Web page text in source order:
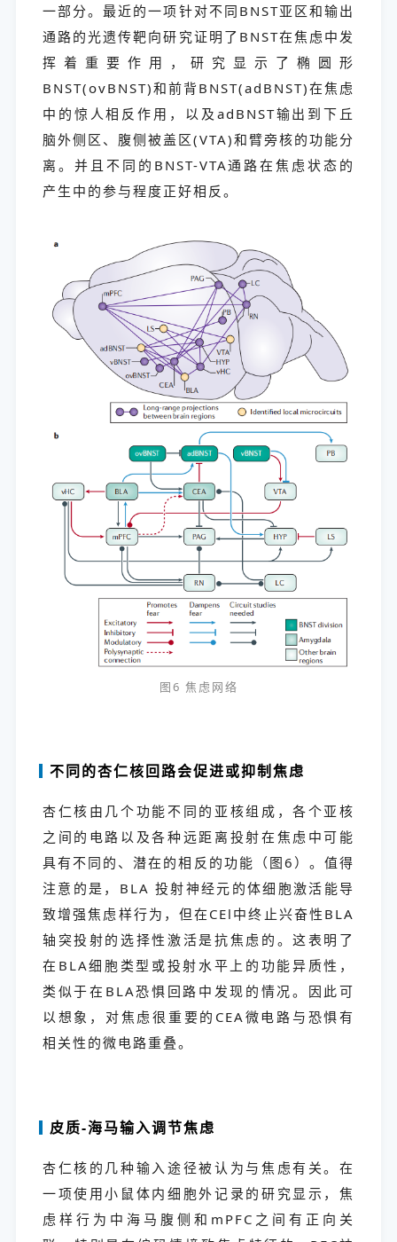
一部分。最近的一项针对不同BNST亚区和输出
通路的光遗传靶向研究证明了BNST在焦虑中发
挥着重要作用，研究显示了椭圆形
BNST(ovBNST)和前背BNST(adBNST)在焦虑
中的惊人相反作用，以及adBNST输出到下丘
脑外侧区、腹侧被盖区(VTA)和臂旁核的功能分
离。并且不同的BNST-VTA通路在焦虑状态的
产生中的参与程度正好相反。
图6 焦虑网络
不同的杏仁核回路会促进或抑制焦虑
杏仁核由几个功能不同的亚核组成，各个亚核
之间的电路以及各种远距离投射在焦虑中可能
具有不同的、潜在的相反的功能（图6）。值得
注意的是，BLA 投射神经元的体细胞激活能导
致增强焦虑样行为，但在CEl中终止兴奋性BLA
轴突投射的选择性激活是抗焦虑的。这表明了
在BLA细胞类型或投射水平上的功能异质性，
类似于在BLA恐惧回路中发现的情况。因此可
以想象，对焦虑很重要的CEA微电路与恐惧有
相关性的微电路重叠。
皮质-海马输入调节焦虑
杏仁核的几种输入途径被认为与焦虑有关。在
一项使用小鼠体内细胞外记录的研究显示，焦
虑样行为中海马腹侧和mPFC之间有正向关